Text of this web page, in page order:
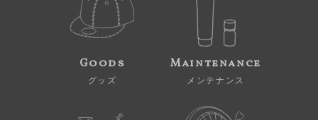
Goods
グッズ
Maintenance
メンテナンス